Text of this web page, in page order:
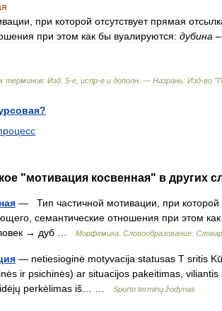
при которой отсутствует прямая
при этом как бы вуалируются: дубина –
терминов: Изд 5-е испр-е и дополн . — Назрань: Изд-во "
"мотивация косвенная" в других
— Тип частичной мотивации, при которой
семантические отношения при этом
→ дуб …
Морфемика. Словообразование:
— netiesioginė motyvacija statusas T sritis
ir psichinės) ar situacijos pakeitimas,
perkėlimas iš… …
Sporto terminų žodynas